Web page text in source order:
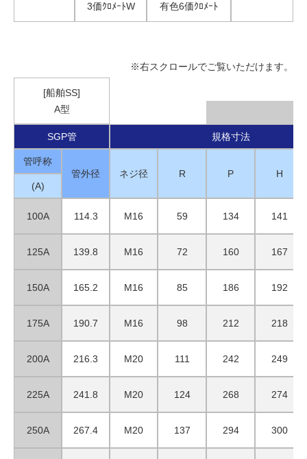
3価ｸﾛﾒｰﾄW 有色6価ｸﾛﾒｰﾄ
※右スクロールでご覧いただけます。
[船舶SS]
A型
SGP管 規格寸法
管呼称
管外径
ネジ径 R P
H
(A)
100A 114.3 M16 59 134 141
125A 139.8 M16 72 160 167
150A 165.2 M16 85 186 192
175A 190.7 M16 98 212 218
200A 216.3 M20 111 242 249
225A 241.8 M20 124 268 274
250A 267.4 M20 137 294 300